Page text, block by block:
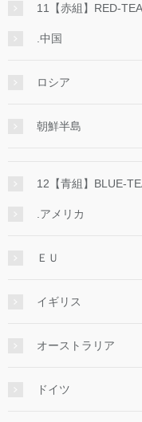
11【赤組】RED-
.中国
ロシア
朝鮮半島
12【青組】BLUE-
.アメリカ
ＥＵ
イギリス
オーストラリア
ドイツ